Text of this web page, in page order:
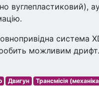
вуглепластиковий),
система
можливим
Двигун Трансмісія